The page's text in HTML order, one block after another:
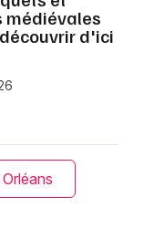
médiévales
d'ici